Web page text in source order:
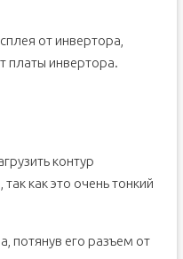
от инвертора,
платы инвертора.
контур
как это очень тонкий
потянув его разъем от